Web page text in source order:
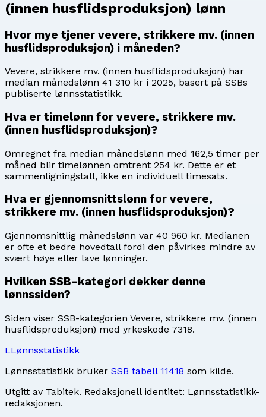
(innen husflidsproduksjon) lønn
Hvor mye tjener vevere, strikkere mv. (innen
husflidsproduksjon) i måneden?
Vevere, strikkere mv. (innen husflidsproduksjon) har
median månedslønn 41 310 kr i 2025, basert på SSBs
publiserte lønnsstatistikk.
Hva er timelønn for vevere, strikkere mv.
(innen husflidsproduksjon)?
Omregnet fra median månedslønn med 162,5 timer per
måned blir timelønnen omtrent 254 kr. Dette er et
sammenligningstall, ikke en individuell timesats.
Hva er gjennomsnittslønn for vevere,
strikkere mv. (innen husflidsproduksjon)?
Gjennomsnittlig månedslønn var 40 960 kr. Medianen
er ofte et bedre hovedtall fordi den påvirkes mindre av
svært høye eller lave lønninger.
Hvilken SSB-kategori dekker denne
lønnssiden?
Siden viser SSB-kategorien Vevere, strikkere mv. (innen
husflidsproduksjon) med yrkeskode 7318.
LLønnsstatistikk
Lønnsstatistikk bruker SSB tabell 11418 som kilde.
Utgitt av Tabitek. Redaksjonell identitet: Lønnsstatistikk-
redaksjonen.